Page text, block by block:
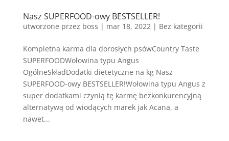
Nasz SUPERFOOD-owy BESTSELLER!
utworzone przez boss | mar 18, 2022| Bez kategorii
Kompletna karma dla dorosłych psówCountry Taste
SUPERFOODWołowina typu Angus
OgólneSkładDodatki dietetyczne na kg Nasz
SUPERFOOD-owy BESTSELLER!Wołowina typu Angus z
super dodatkami czynią tę karmę bezkonkurencyjną
alternatywą od wiodących marek jak Acana, a
nawet...